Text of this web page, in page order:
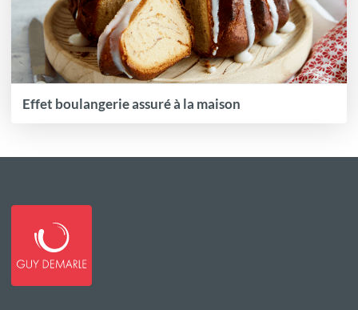
Effet boulangerie assuré à la maison